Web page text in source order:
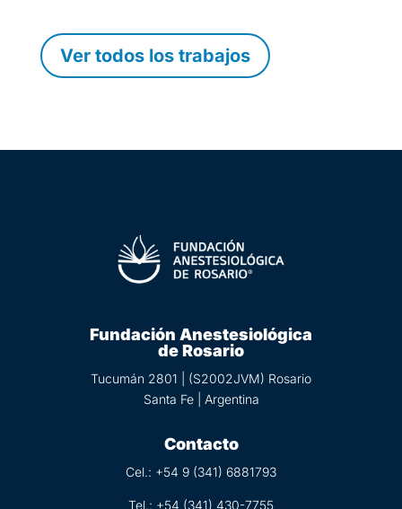
Ver todos los trabajos
Fundación Anestesiológica
de Rosario
Tucumán 2801 | (S2002JVM) Rosario
Santa Fe | Argentina
Contacto
Cel.: +54 9 (341) 6881793
Tel.: +54 (341) 430-7755